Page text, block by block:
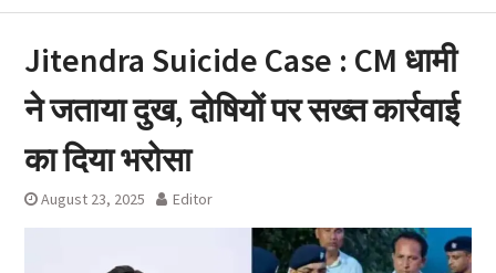
Jitendra Suicide Case : CM धामी
ने जताया दुख, दोषियों पर सख्त कार्रवाई
का दिया भरोसा
August 23, 2025 Editor